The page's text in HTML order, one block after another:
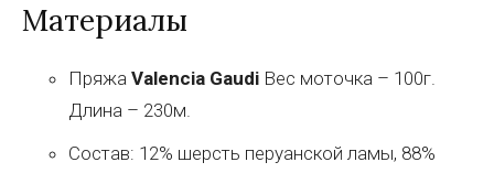
Материалы
Пряжа Valencia Gaudi Вес моточка – 100г.
Длина – 230м.
Состав: 12% шерсть перуанской ламы, 88%